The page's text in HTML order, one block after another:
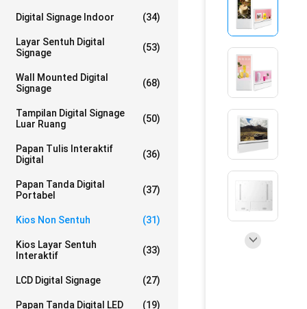
Digital Signage Indoor (34)
Layar Sentuh Digital
Signage
(53)
Wall Mounted Digital
Signage
(68)
Tampilan Digital Signage
Luar Ruang
(50)
Papan Tulis Interaktif
Digital
(36)
Papan Tanda Digital
Portabel
(37)
Kios Non Sentuh (31)
Kios Layar Sentuh
Interaktif
(33)
LCD Digital Signage (27)
Papan Tanda Digital LED (19)